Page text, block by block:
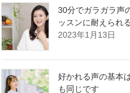
30分でガラガラ声
ッスンに耐えられ
2023年1月13日
好かれる声の基本
も同じです